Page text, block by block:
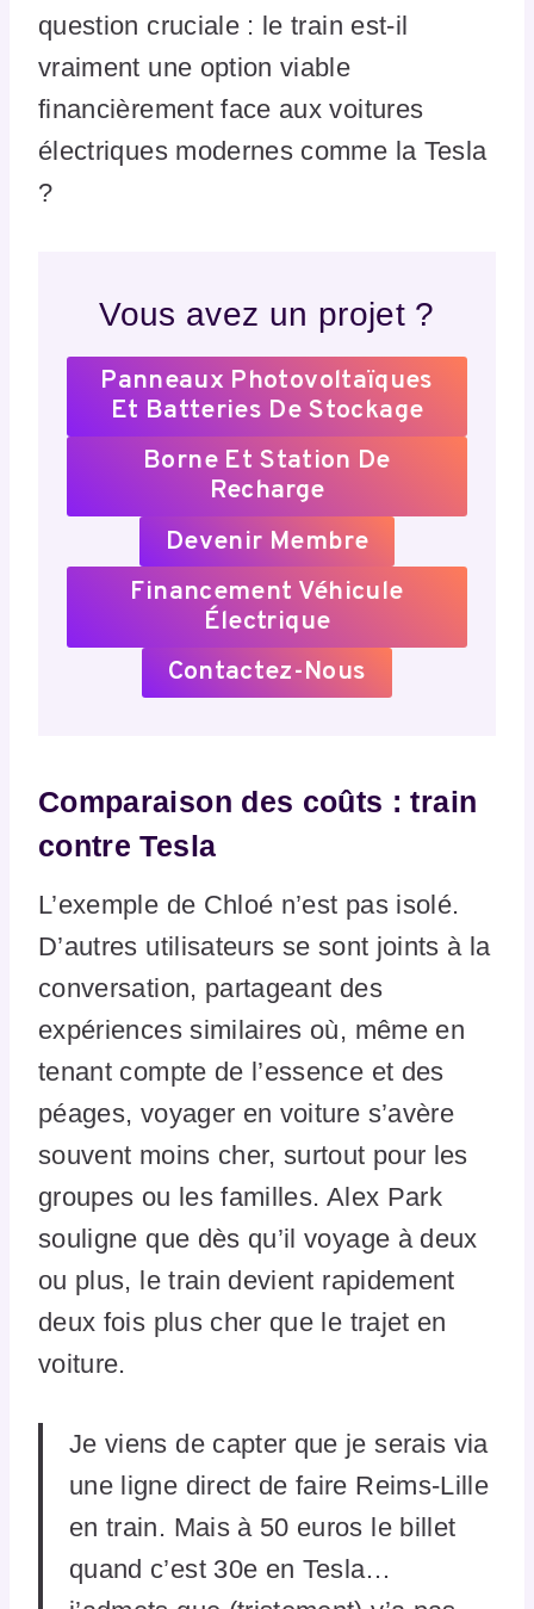
question cruciale : le train est-il
vraiment une option viable
financièrement face aux voitures
électriques modernes comme la Tesla
?
Vous avez un projet ?
Panneaux Photovoltaïques
Et Batteries De Stockage
Borne Et Station De
Recharge
Devenir Membre
Financement Véhicule
Électrique
Contactez-Nous
Comparaison des coûts : train
contre Tesla
L’exemple de Chloé n’est pas isolé.
D’autres utilisateurs se sont joints à la
conversation, partageant des
expériences similaires où, même en
tenant compte de l’essence et des
péages, voyager en voiture s’avère
souvent moins cher, surtout pour les
groupes ou les familles. Alex Park
souligne que dès qu’il voyage à deux
ou plus, le train devient rapidement
deux fois plus cher que le trajet en
voiture.
Je viens de capter que je serais via
une ligne direct de faire Reims-Lille
en train. Mais à 50 euros le billet
quand c’est 30e en Tesla…